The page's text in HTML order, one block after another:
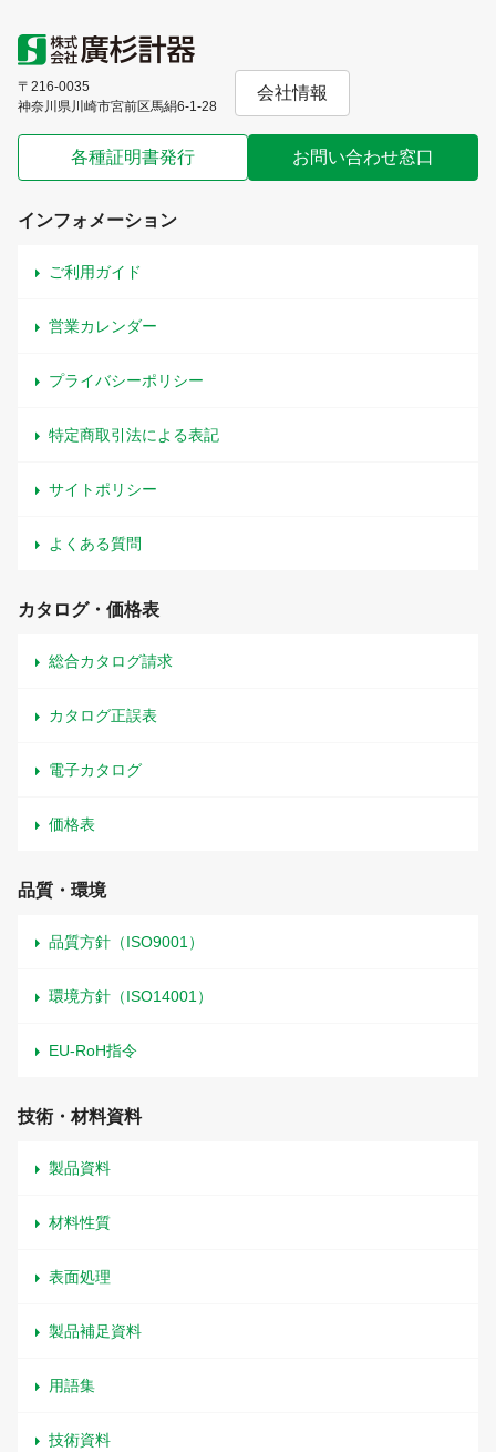
〒216-0035
神奈川県川崎市宮前区馬絹6-1-28
会社情報
各種証明書発行 お問い合わせ窓口
インフォメーション
ご利用ガイド
営業カレンダー
プライバシーポリシー
特定商取引法による表記
サイトポリシー
よくある質問
カタログ・価格表
総合カタログ請求
カタログ正誤表
電子カタログ
価格表
品質・環境
品質方針（ISO9001）
環境方針（ISO14001）
EU-RoH指令
技術・材料資料
製品資料
材料性質
表面処理
製品補足資料
用語集
技術資料